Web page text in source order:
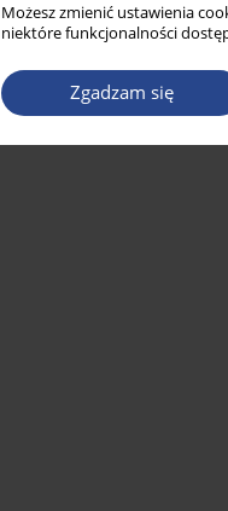
Możesz zmienić ustawienia
niektóre funkcjonalności
Zgadzam się